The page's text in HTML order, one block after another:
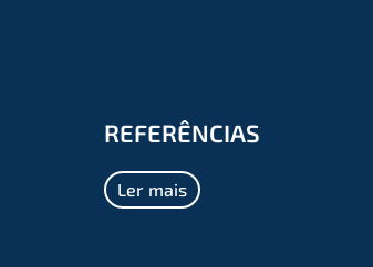
REFERÊNCIAS
Ler mais